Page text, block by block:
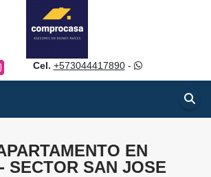
Cel. +573044417890-
EN
SECTOR SAN JOSE